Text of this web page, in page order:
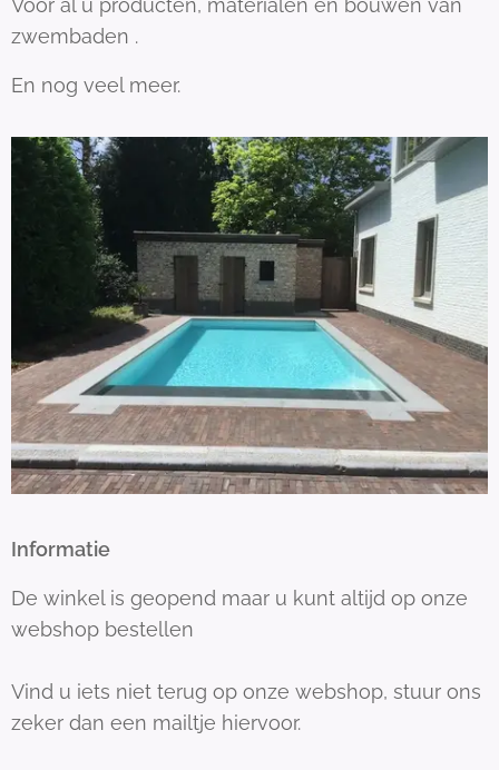
Voor al u producten, materialen en bouwen van
zwembaden .
En nog veel meer.
Informatie
De winkel is geopend maar u kunt altijd op onze
webshop bestellen
Vind u iets niet terug op onze webshop, stuur ons
zeker dan een mailtje hiervoor.